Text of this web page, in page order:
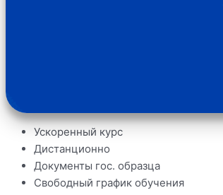
Ускоренный курс
Дистанционно
Документы гос. образца
Свободный график обучения